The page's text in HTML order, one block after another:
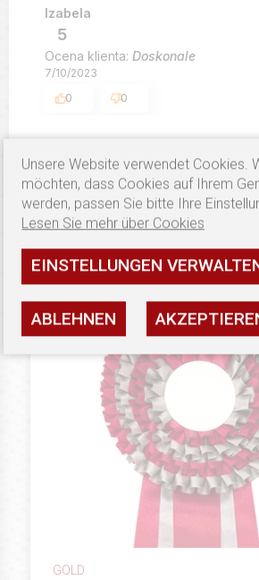
Izabela
5
Ocena klienta: Doskonale
7/10/2023
0
0
GOLD
Unsere Website verwendet Cookies.
möchten, dass Cookies auf Ihrem
werden, passen Sie bitte Ihre
Lesen Sie mehr über Cookies
EINSTELLUNGEN
ABLEHNEN